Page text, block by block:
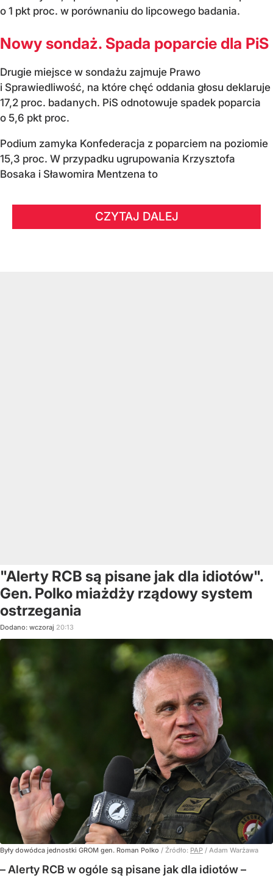
o 1 pkt proc. w porównaniu do lipcowego badania.
Nowy sondaż. Spada poparcie dla PiS
Drugie miejsce w sondażu zajmuje Prawo
i Sprawiedliwość, na które chęć oddania głosu deklaruje
17,2 proc. badanych. PiS odnotowuje spadek poparcia
o 5,6 pkt proc.
Podium zamyka Konfederacja z poparciem na poziomie
15,3 proc. W przypadku ugrupowania Krzysztofa
Bosaka i Sławomira Mentzena to
CZYTAJ DALEJ
"Alerty RCB są pisane jak dla idiotów".
Gen. Polko miażdży rządowy system
ostrzegania
Dodano: wczoraj 20:13
Były dowódca jednostki GROM gen. Roman Polko / Źródło: PAP / Adam Warżawa
– Alerty RCB w ogóle są pisane jak dla idiotów –